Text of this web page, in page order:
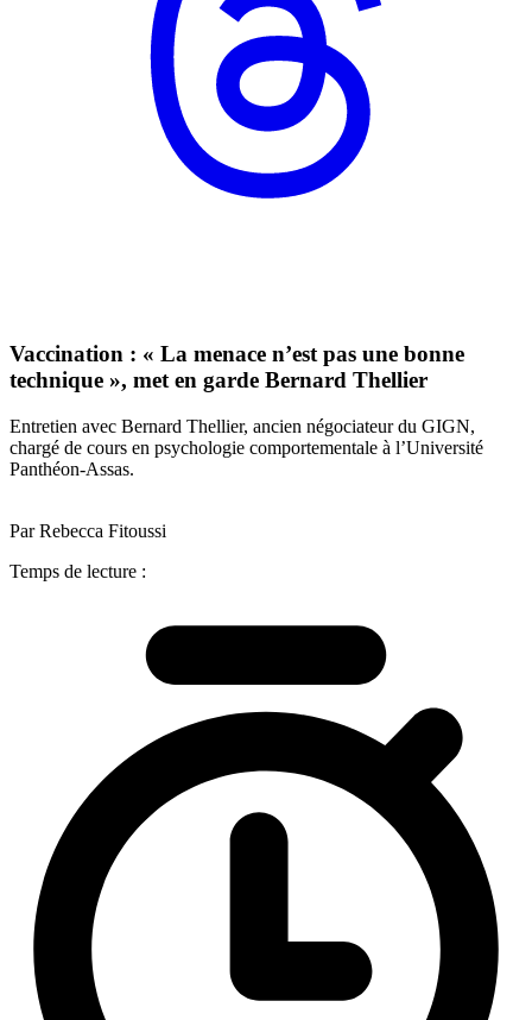
Vaccination : « La menace n’est pas une bonne
technique », met en garde Bernard Thellier
Entretien avec Bernard Thellier, ancien négociateur du GIGN,
chargé de cours en psychologie comportementale à l’Université
Panthéon-Assas.
Par Rebecca Fitoussi
Temps de lecture :